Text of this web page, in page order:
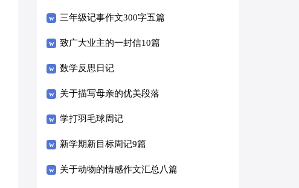
三年级记事作文300字五篇
致广大业主的一封信10篇
数学反思日记
关于描写母亲的优美段落
学打羽毛球周记
新学期新目标周记9篇
关于动物的情感作文汇总八篇